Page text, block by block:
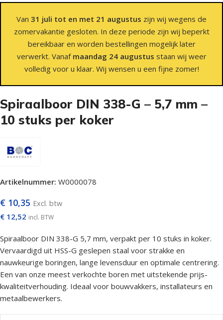
Van 31 juli tot en met 21 augustus zijn wij wegens de
zomervakantie gesloten. In deze periode zijn wij beperkt
bereikbaar en worden bestellingen mogelijk later
verwerkt. Vanaf maandag 24 augustus staan wij weer
volledig voor u klaar. Wij wensen u een fijne zomer!
Spiraalboor DIN 338-G – 5,7 mm –
10 stuks per koker
Artikelnummer: W0000078
€ 10,35 Excl. btw
€ 12,52 incl. BTW
Spiraalboor DIN 338-G 5,7 mm, verpakt per 10 stuks in koker.
Vervaardigd uit HSS-G geslepen staal voor strakke en
nauwkeurige boringen, lange levensduur en optimale centrering.
Een van onze meest verkochte boren met uitstekende prijs-
kwaliteitverhouding. Ideaal voor bouwvakkers, installateurs en
metaalbewerkers.